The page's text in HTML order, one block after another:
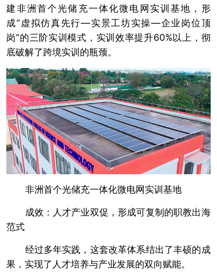
建非洲首个光储充一体化微电网实训基地，形
成“虚拟仿真先行—实景工坊实操—企业岗位顶
岗”的三阶实训模式，实训效率提升60%以上，彻
底破解了跨境实训的瓶颈。
非洲首个光储充一体化微电网实训基地
成效：人才产业双促，形成可复制的职教出海
范式
经过多年实践，这套改革体系结出了丰硕的成
果，实现了人才培养与产业发展的双向赋能。